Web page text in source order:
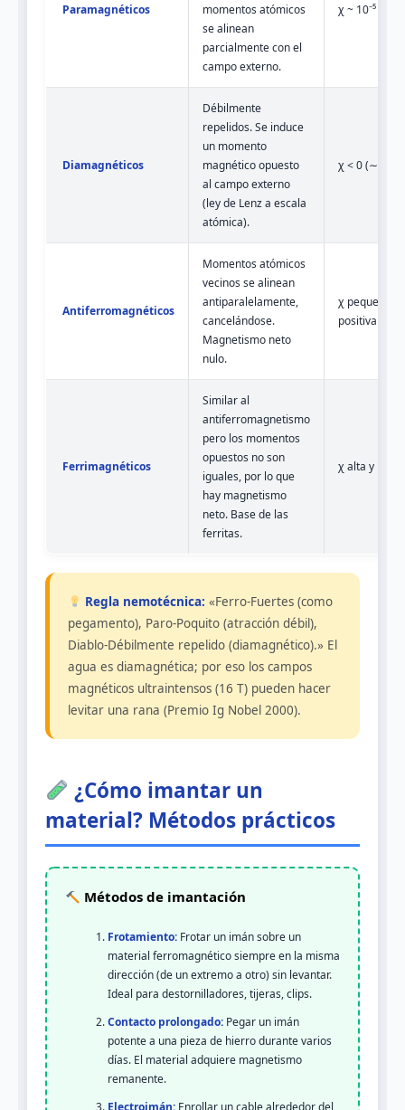
Paramagnéticos
momentos atómicos
se alinean
parcialmente con el
campo externo.
χ ~ 10⁻⁵ a
Diamagnéticos
Débilmente
repelidos. Se induce
un momento
magnético opuesto
al campo externo
(ley de Lenz a escala
atómica).
χ < 0 (∼ -
Antiferromagnéticos
Momentos atómicos
vecinos se alinean
antiparalelamente,
cancelándose.
Magnetismo neto
nulo.
χ pequeña
positiva
Ferrimagnéticos
Similar al
antiferromagnetismo
pero los momentos
opuestos no son
iguales, por lo que
hay magnetismo
neto. Base de las
ferritas.
χ alta y
Regla nemotécnica: «Ferro-Fuertes (como
pegamento), Paro-Poquito (atracción débil),
Diablo-Débilmente repelido (diamagnético).» El
agua es diamagnética; por eso los campos
magnéticos ultraintensos (16 T) pueden hacer
levitar una rana (Premio Ig Nobel 2000).
¿Cómo imantar un
material? Métodos prácticos
Métodos de imantación
Frotamiento: Frotar un imán sobre un
material ferromagnético siempre en la misma
dirección (de un extremo a otro) sin levantar.
Ideal para destornilladores, tijeras, clips.
Contacto prolongado: Pegar un imán
potente a una pieza de hierro durante varios
días. El material adquiere magnetismo
remanente.
Electroimán: Enrollar un cable alrededor del